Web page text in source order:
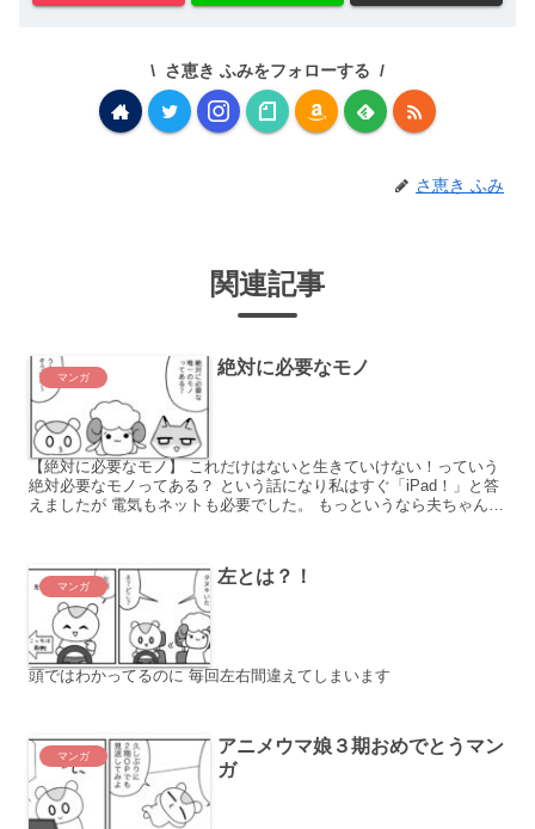
さ恵き ふみをフォローする
さ恵き ふみ
関連記事
マンガ 絶対に必要なモノ
【絶対に必要なモノ】 これだけはないと生きていけない！っていう
絶対必要なモノってある？ という話になり私はすぐ「iPad！」と答
えましたが 電気もネットも必要でした。 もっというなら夫ちゃんが
マンガ 左とは？！
頭ではわかってるのに 毎回左右間違えてしまいます
マンガ
アニメウマ娘３期おめでとうマン
ガ